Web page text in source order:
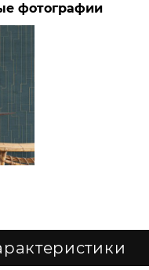
фотографии